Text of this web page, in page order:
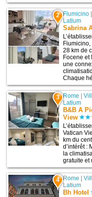
2 Fiumicino
Latium
Sabrina
28 km de
Focene et
une
Chaque
3 Rome |
Latium
B&B A
View
Vatican
km du
d’intérêt :
la
gratuite et
4 Rome |
Latium
Bh Hotel